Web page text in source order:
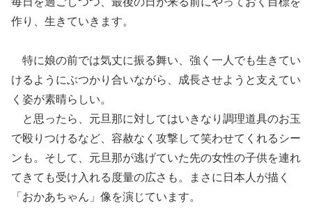
作り、生きていきます。
特に娘の前では気丈に振る舞い、強く一人でも生きてい
けるようにぶつかり合いながら、成長させようと支えてい
く姿が素晴らしい。
と思ったら、元旦那に対してはいきなり調理道具のお玉
で殴りつけるなど、容赦なく攻撃して笑わせてくれるシー
ンも。そして、元旦那が逃げていた先の女性の子供を連れ
てきても受け入れる度量の広さも。まさに日本人が描く
「おかあちゃん」像を演じています。